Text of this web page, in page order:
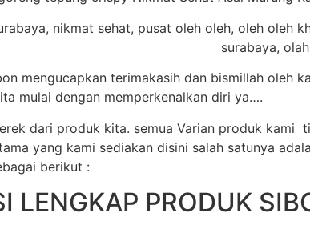
mengucapkan terimakasih dan bismillah oleh
mulai dengan memperkenalkan diri ya….
dari produk kita. semua Varian produk kami
yang kami sediakan disini salah satunya
berikut :
LENGKAP PRODUK